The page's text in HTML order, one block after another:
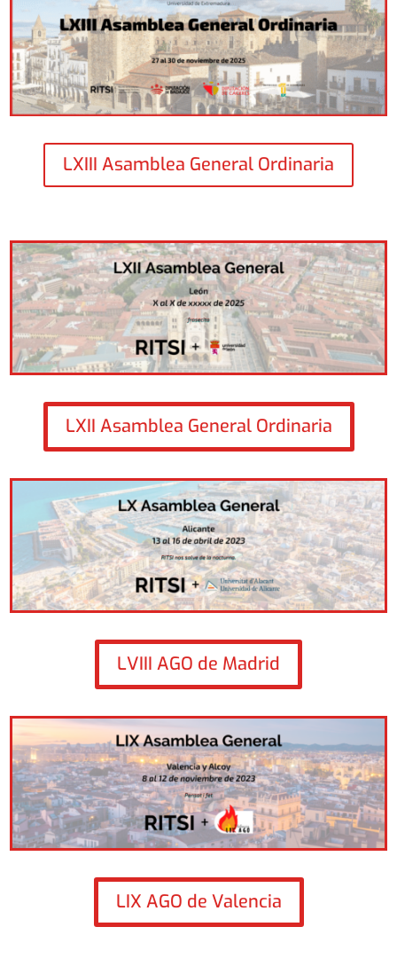
LXIII Asamblea General Ordinaria
LXII Asamblea General Ordinaria
LVIII AGO de Madrid
LIX AGO de Valencia